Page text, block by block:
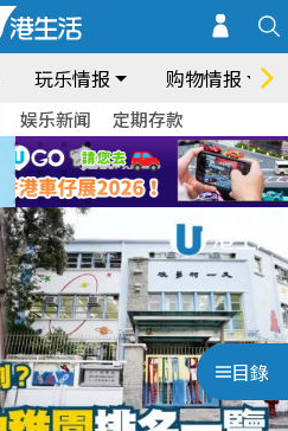
玩乐情报 购物情报
娱乐新闻 定期存款
目錄